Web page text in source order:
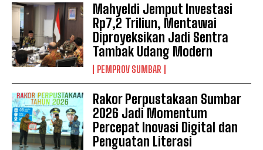
Mahyeldi Jemput Investasi
Rp7,2 Triliun, Mentawai
Diproyeksikan Jadi Sentra
Tambak Udang Modern
PEMPROV SUMBAR
Rakor Perpustakaan Sumbar
2026 Jadi Momentum
Percepat Inovasi Digital dan
Penguatan Literasi